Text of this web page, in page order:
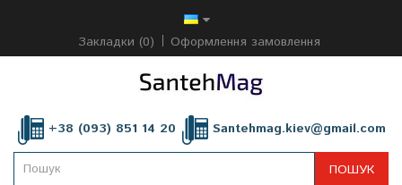
Закладки (0) Оформлення замовлення
+38 (093) 851 14 20 Santehmag.kiev@gmail.com
ПОШУК